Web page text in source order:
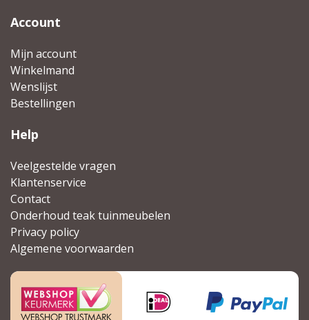
Account
Mijn account
Winkelmand
Wenslijst
Bestellingen
Help
Veelgestelde vragen
Klantenservice
Contact
Onderhoud teak tuinmeubelen
Privacy policy
Algemene voorwaarden